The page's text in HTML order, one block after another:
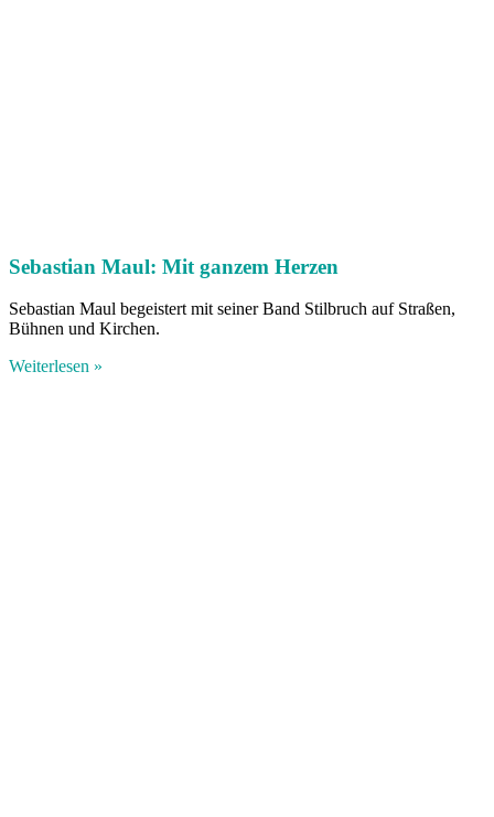
Sebastian Maul: Mit ganzem Herzen
Sebastian Maul begeistert mit seiner Band Stilbruch auf Straßen,
Bühnen und Kirchen.
Weiterlesen »